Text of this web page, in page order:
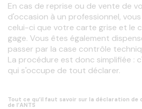
En cas de reprise ou de vente de
d'occasion à un professionnel,
celui-ci que votre carte grise et le
gage. Vous êtes également
passer par la case contrôle
La procédure est donc simplifiée :
qui s'occupe de tout déclarer.
Tout ce qu’il faut savoir sur la déclaration de
de l’ANTS